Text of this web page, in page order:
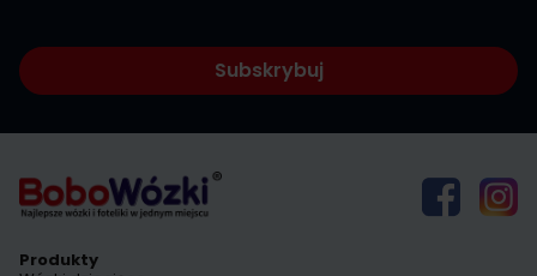
Subskrybuj
Produkty